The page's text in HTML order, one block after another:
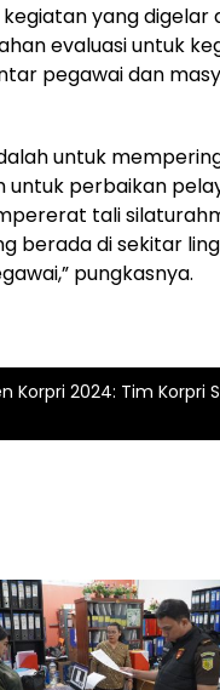
yang digelar
evaluasi untuk
pegawai dan
untuk
perbaikan
tali
berada di sekitar
pungkasnya.
Korpri 2024: Tim Korpri